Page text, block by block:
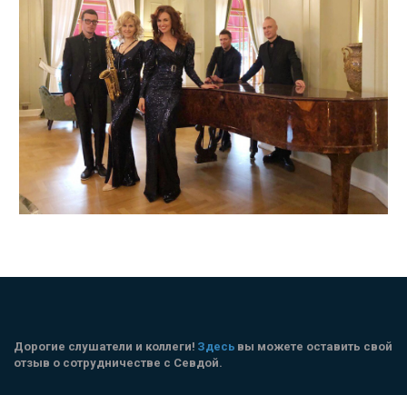
Дорогие слушатели и коллеги! Здесь вы можете оставить свой
отзыв о сотрудничестве с Севдой.